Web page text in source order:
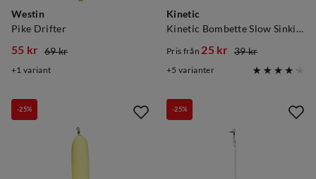
Westin
Pike Drifter
discounted
55 kr
original
69 kr
1 variant
Kinetic
Kinetic Bombette Slow Sinking
discounted
Pris från 25 kr
original
39 kr
5 varianter
-25% -25%